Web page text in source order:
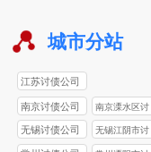
城市分站
江苏讨债公司
南京讨债公司
南京溧水区讨
债公司
无锡讨债公司
无锡江阴市讨
债公司